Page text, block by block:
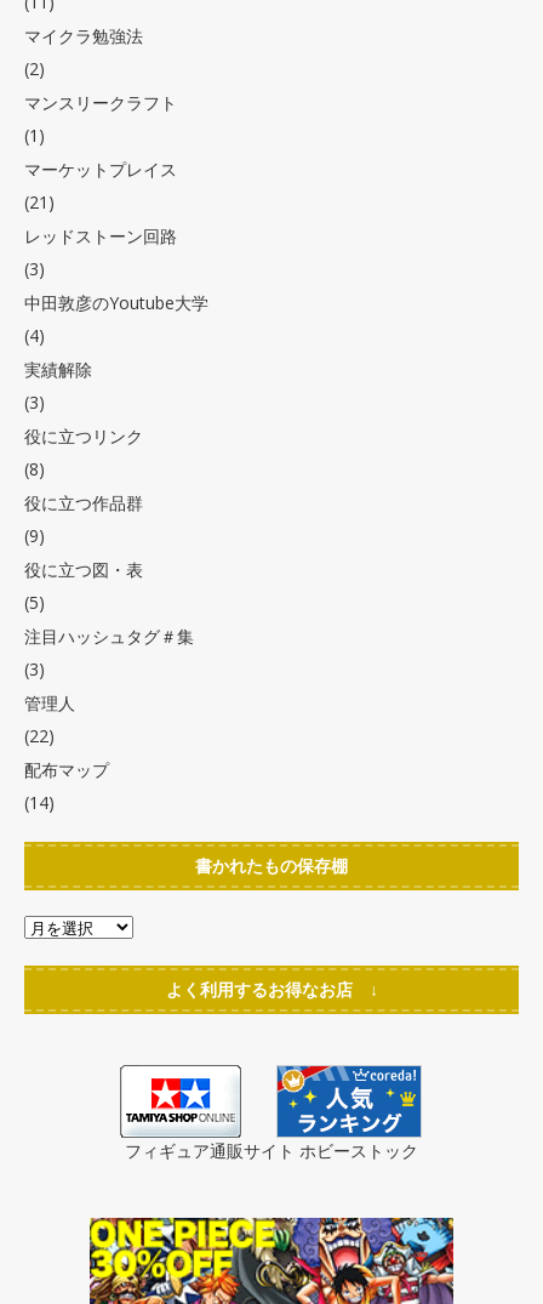
マイクラ勉強法
(2)
マンスリークラフト
(1)
マーケットプレイス
(21)
レッドストーン回路
(3)
中田敦彦のYoutube大学
(4)
実績解除
(3)
役に立つリンク
(8)
役に立つ作品群
(9)
役に立つ図・表
(5)
注目ハッシュタグ＃集
(3)
管理人
(22)
配布マップ
(14)
書かれたもの保存棚
よく利用するお得なお店 ↓
フィギュア通販サイト ホビーストック